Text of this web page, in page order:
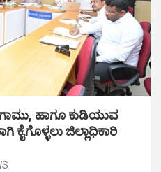
ಹಾಗೂ ಕುಡಿಯುವ
ಜಿಲ್ಲಾಧಿಕಾರಿ